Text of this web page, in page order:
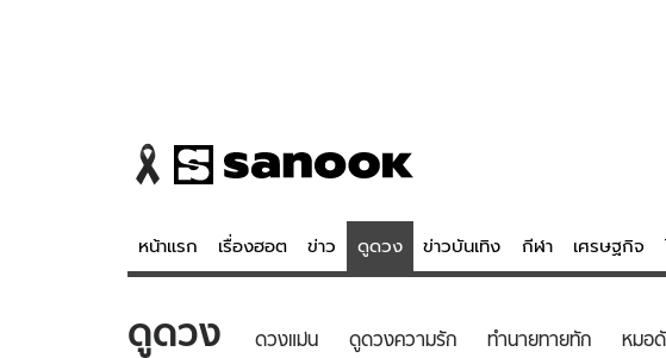
หน้าแรก เรื่องฮอต ข่าว ดูดวง ข่าวบันเทิง กีฬา เศรษฐกิจ
ข่าว ดูดวง - ตรวจหวย
ดูดวง ดวงแม่น ดูดวงความรัก ทํานายทายทัก หมอ